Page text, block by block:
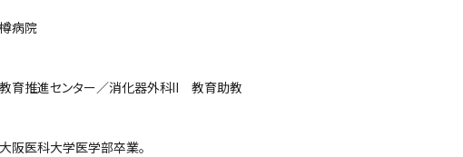
病院
育推進センター／消化器外科Ⅱ 教育助教
阪医科大学医学部卒業。